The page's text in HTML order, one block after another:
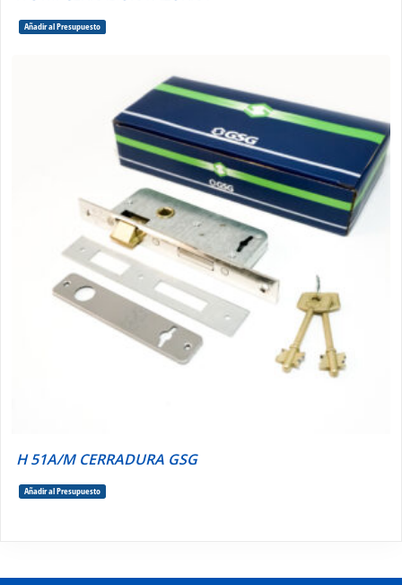
Añadir al Presupuesto
H 51A/M CERRADURA GSG
Añadir al Presupuesto